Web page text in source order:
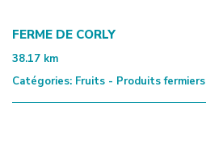
FERME DE CORLY
38.17 km
Catégories: Fruits - Produits fermiers